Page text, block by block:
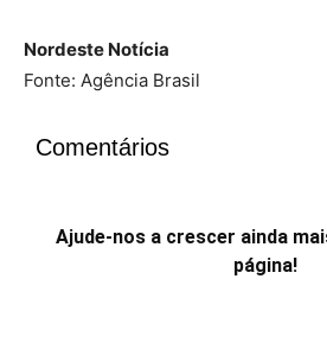
Nordeste Notícia
Fonte: Agência Brasil
Comentários
Ajude-nos a crescer ainda
página!